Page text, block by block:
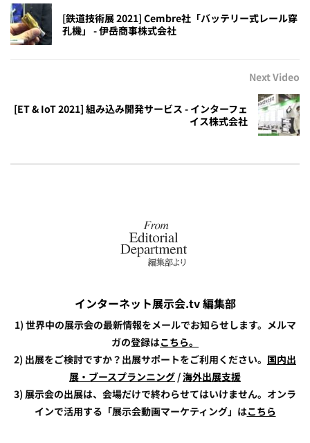
[鉄道技術展 2021] Cembre社「バッテリー式レール穿
孔機」 - 伊岳商事株式会社
Next Video
[ET & IoT 2021] 組み込み開発サービス - インターフェ
イス株式会社
インターネット展示会.tv 編集部
1) 世界中の展示会の最新情報をメールでお知らせします。メルマ
ガの登録はこちら。
2) 出展をご検討ですか？出展サポートをご利用ください。 国内出
展・ブースプランニング /海外出展支援
3) 展示会の出展は、会場だけで終わらせてはいけません。オンラ
インで活用する「展示会動画マーケティング」はこちら